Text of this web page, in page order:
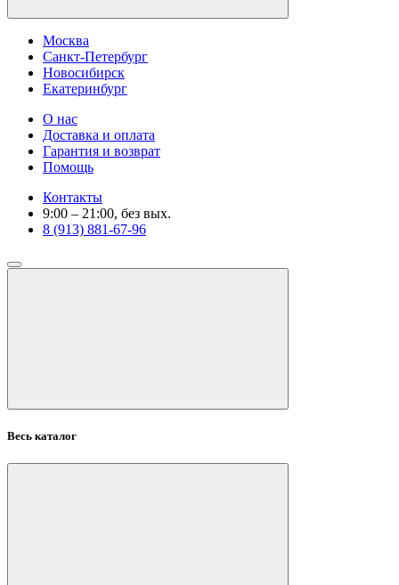
Москва
Санкт-Петербург
Новосибирск
Екатеринбург
О нас
Доставка и оплата
Гарантия и возврат
Помощь
Контакты
9:00 – 21:00, без вых.
8 (913) 881-67-96
Весь каталог